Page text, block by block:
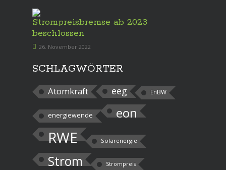
Strompreisbremse ab 2023
beschlossen
26. November 2022
SCHLAGWÖRTER
Atomkraft eeg EnBW
energiewende eon
RWE Solarenergie
Strom Strompreis